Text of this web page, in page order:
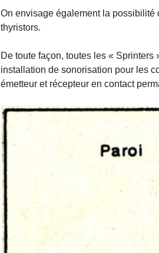
On envisage également la possibilité
thyristors.
De toute façon, toutes les «
installation de sonorisation pour les
émetteur et récepteur en contact